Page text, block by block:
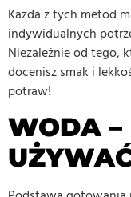
Każda z tych metod
indywidualnych
Niezależnie od tego,
docenisz smak i
potraw!
WODA –